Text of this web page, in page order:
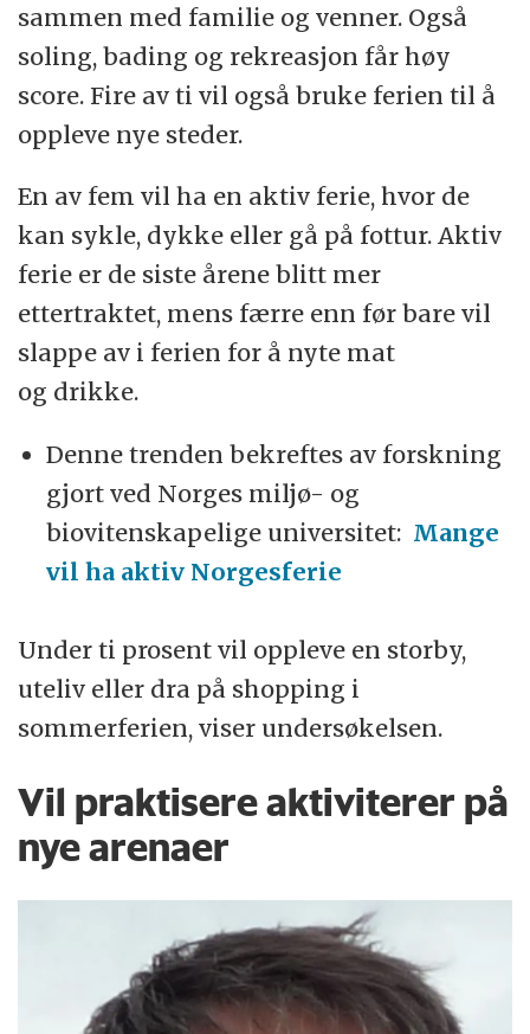
sammen med familie og venner. Også
soling, bading og rekreasjon får høy
score. Fire av ti vil også bruke ferien til å
oppleve nye steder.
En av fem vil ha en aktiv ferie, hvor de
kan sykle, dykke eller gå på fottur. Aktiv
ferie er de siste årene blitt mer
ettertraktet, mens færre enn før bare vil
slappe av i ferien for å nyte mat
og drikke.
Denne trenden bekreftes av forskning
gjort ved Norges miljø- og
biovitenskapelige universitet: Mange
vil ha aktiv Norgesferie
Under ti prosent vil oppleve en storby,
uteliv eller dra på shopping i
sommerferien, viser undersøkelsen.
Vil praktisere aktiviterer på
nye arenaer